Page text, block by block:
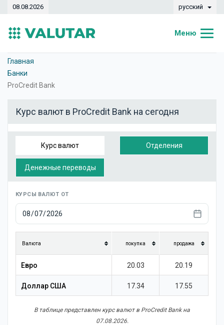
08.08.2026 русский
Меню
Динамика
Обменные кассы
Денежные переводы
Новости
Главная
Банки
ProCredit Bank
Курс валют в ProCredit Bank на сегодня
Курс валют Отделения
Денежные переводы
КУРСЫ ВАЛЮТ ОТ
Валюта покупка продажа
Евро 20.03 20.19
Доллар США 17.34 17.55
В таблице представлен курс валют в ProCredit Bank на
07.08.2026.